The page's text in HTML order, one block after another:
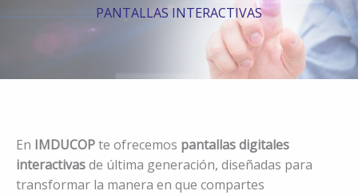
PANTALLAS INTERACTIVAS
En IMDUCOPte ofrecemos pantallas digitales
interactivasde última generación, diseñadas para
transformar la manera en que compartes